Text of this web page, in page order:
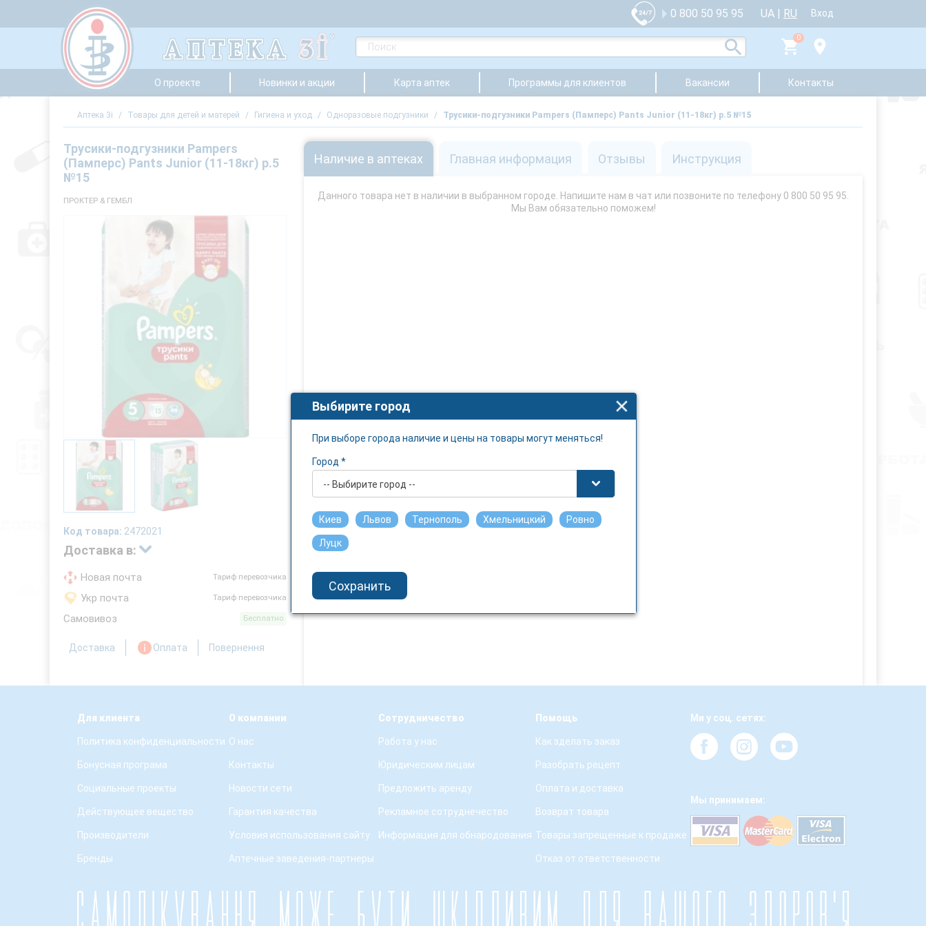
0 800 50 95 95 UA | RU Вход
0
О проекте Новинки и акции Карта аптек Программы для клиентов Вакансии Контакты
Аптека 3i / Товары для детей и матерей / Гигиена и уход / Одноразовые подгузники / Трусики-подгузники Pampers (Памперс) Pants Junior (11-18кг) р.5 №15
Трусики-подгузники Pampers
(Памперс) Pants Junior (11-18кг) р.5
№15
ПРОКТЕР & ГЕМБЛ
Код товара: 2472021
Доставка в:
Новая почта Тариф перевозчика
Укр почта Тариф перевозчика
Самовивоз Бесплатно
Доставка Оплата Повернення
Наличие в аптеках Главная информация Отзывы Инструкция
Данного товара нет в наличии в выбранном городе. Напишите нам в чат или позвоните по телефону 0 800 50 95 95.
Мы Вам обязательно поможем!
Для клиента
Политика конфиденциальности
Бонусная програма
Социальные проекты
Действующее вещество
Производители
Бренды
О компании
О нас
Контакты
Новости сети
Гарантия качества
Условия использования сайту
Аптечные заведения-партнеры
Сотрудничество
Работа у нас
Юридическим лицам
Предложить аренду
Рекламное сотруднечество
Информация для обнародования
Помощь
Как зделать заказ
Разобрать рецепт
Оплата и доставка
Возврат товара
Товары запрещенные к продаже
Отказ от ответственности
Ми у соц. сетях:
Мы принимаем:
Выбирите город
При выборе города наличие и цены на товары могут меняться!
Город *
-- Выбирите город --
Киев Львов Тернополь Хмельницкий Ровно
Луцк
Сохранить